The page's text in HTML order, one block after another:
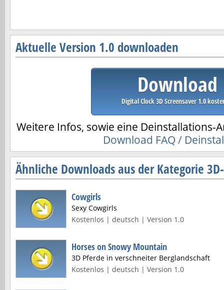
Aktuelle Version 1.0 downloaden
Download
Digital Clock 3D Screensaver 1.0
Weitere Infos, sowie eine Deinstallations-
Download FAQ /
Ähnliche Downloads aus der Kategorie
Cowgirls
Sexy Cowgirls
Kostenlos | deutsch | Version 1.0
Horses on Snowy Mountain
3D Pferde in verschneiter Berglandschaft
Kostenlos | deutsch | Version 1.0